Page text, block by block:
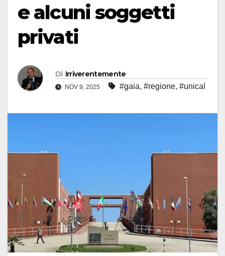
e alcuni soggetti
privati
Di Irriverentemente
NOV 9, 2025 #gaia, #regione, #unical